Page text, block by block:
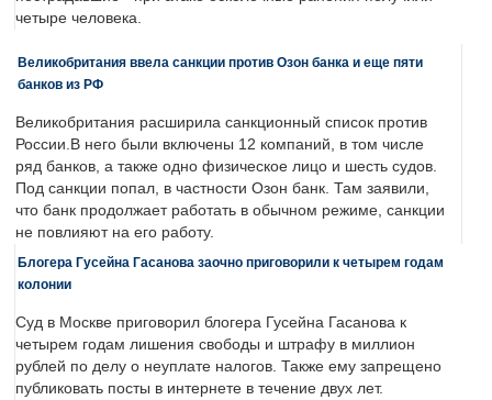
четыре человека.
Великобритания ввела санкции против Озон банка и еще пяти
банков из РФ
Великобритания расширила санкционный список против
России.В него были включены 12 компаний, в том числе
ряд банков, а также одно физическое лицо и шесть судов.
Под санкции попал, в частности Озон банк. Там заявили,
что банк продолжает работать в обычном режиме, санкции
не повлияют на его работу.
Блогера Гусейна Гасанова заочно приговорили к четырем годам
колонии
Суд в Москве приговорил блогера Гусейна Гасанова к
четырем годам лишения свободы и штрафу в миллион
рублей по делу о неуплате налогов. Также ему запрещено
публиковать посты в интернете в течение двух лет.